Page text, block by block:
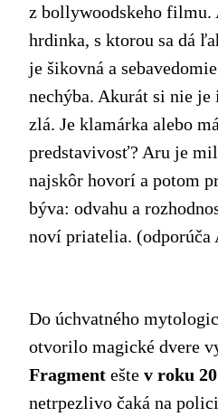
z bollywoodskeho filmu.
hrdinka, s ktorou sa dá
je šikovná a
nechýba. Akurát si nie je
zlá. Je klamárka alebo
predstavivosť? Aru je
najskôr hovorí a potom
býva: odvahu a
noví priatelia. (odporúča
Do úchvatného
otvorilo magické dvere
Fragment ešte v roku
netrpezlivo čaká na